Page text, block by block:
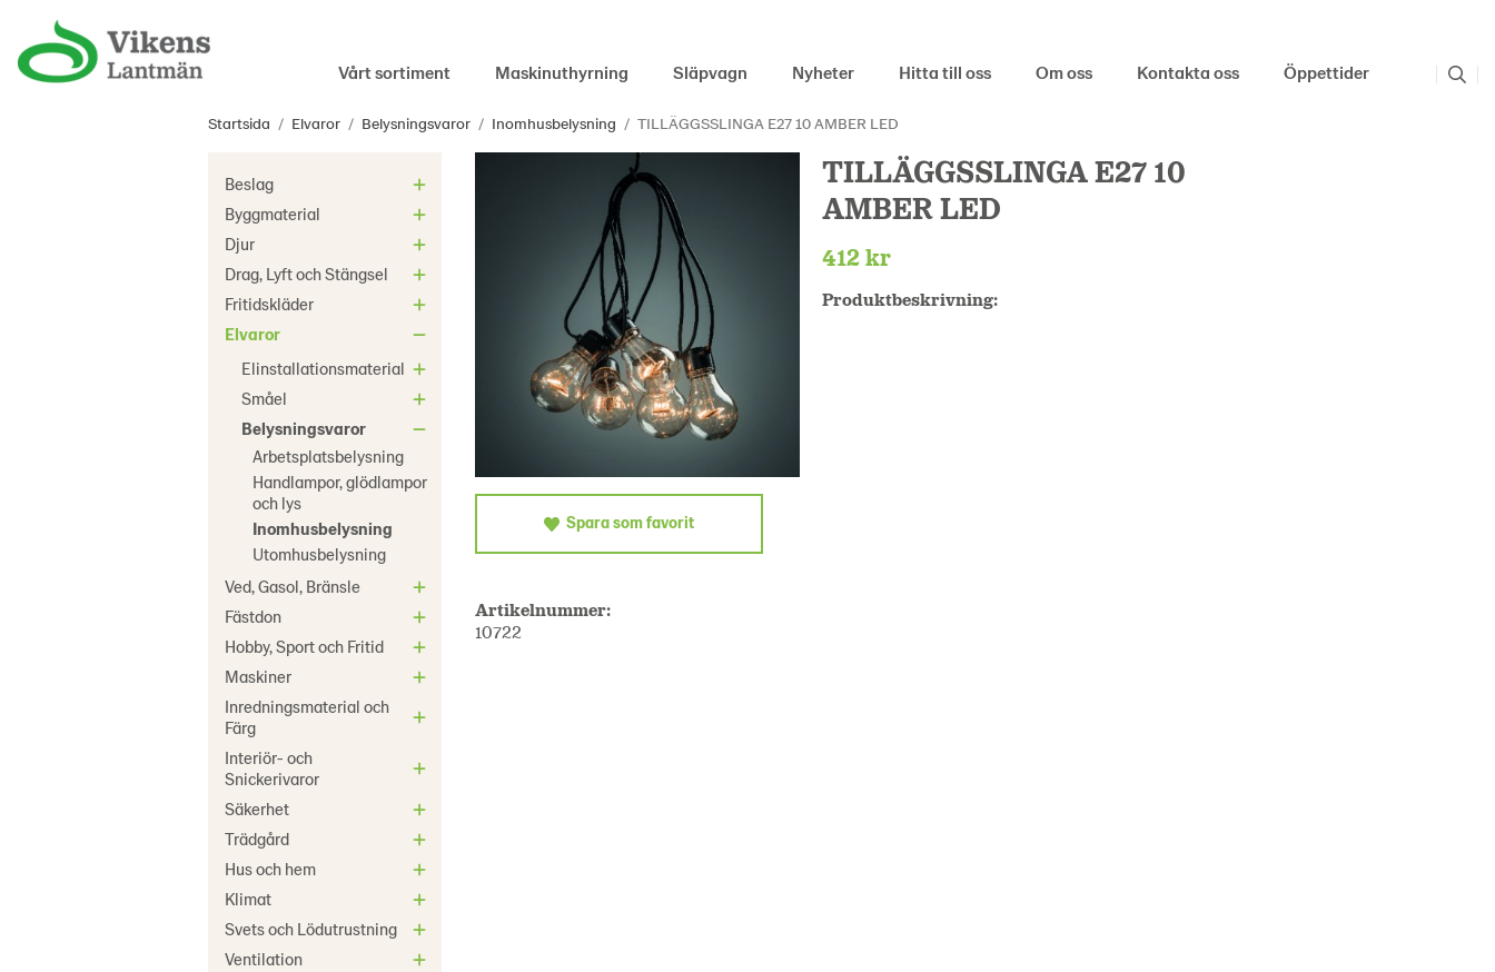
Vårt sortiment Maskinuthyrning Släpvagn Nyheter Hitta till oss Om oss Kontakta oss Öppettider
Startsida / Elvaror / Belysningsvaror / Inomhusbelysning / TILLÄGGSSLINGA E27 10 AMBER LED
Beslag
Byggmaterial
Djur
Drag, Lyft och Stängsel
Fritidskläder
Elvaror
Elinstallationsmaterial
Småel
Belysningsvaror
Arbetsplatsbelysning
Handlampor, glödlampor
och lys
Inomhusbelysning
Utomhusbelysning
Ved, Gasol, Bränsle
Fästdon
Hobby, Sport och Fritid
Maskiner
Inredningsmaterial och
Färg
Interiör- och
Snickerivaror
Säkerhet
Trädgård
Hus och hem
Klimat
Svets och Lödutrustning
Ventilation
TILLÄGGSSLINGA E27 10
AMBER LED
412 kr
Produktbeskrivning:
Spara som favorit
Artikelnummer:
10722